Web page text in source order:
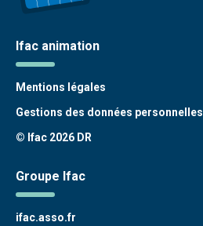
Ifac animation
Mentions légales
Gestions des données personnelles
© Ifac 2026 DR
Groupe Ifac
ifac.asso.fr